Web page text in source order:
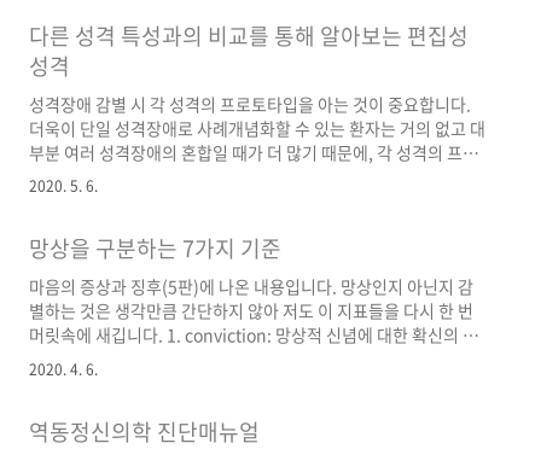
경우가 드물지 않을 수 있죠. 아래는 이러한 사례에 관한 수퍼비전
내용의 일부입니다. 개인정보를 제거하다 보니 좀 두루뭉술해진 감
이 있으나 다양한 가능성을 고려하는 과정 자체를 염두에 두시면 좋
습니다. 진단적 인상은 Alcohol-induced psychotic disorder 와
R/O Schizophrenia이고, 치매 가..
다른 성격 특성과의 비교를 통해 알아보는 편집성
성격
성격장애 감별 시 각 성격의 프로토타입을 아는 것이 중요합니다.
더욱이 단일 성격장애로 사례개념화할 수 있는 환자는 거의 없고 대
부분 여러 성격장애의 혼합일 때가 더 많기 때문에, 각 성격의 프로
토타입을 중심으로 다른 성격 특성과의 융합 과정에서 어떤 양상이
펼쳐질 수 있는지 이해하는 것도 중요합니다. 다만 우선적으로 해야
성격장애와 비교해 나가며 그 프로토타입의 특성을 구체화시키는
를 통해 더 확실히 이해할 수 있게 마련입니다. DSM-5가 각 성격장
애의 진단기준을 제시하고 있으나 피상적인 수준에 머무르고 있기
때문에 DSM-5 분류 중에서도 성격 파트 진단기준은 잘 참고하지 ..
2020. 5. 6.
망상을 구분하는 7가지 기준
마음의 증상과 징후(5판)에 나온 내용입니다. 망상인지 아닌지 감
별하는 것은 생각만큼 간단하지 않아 저도 이 지표들을 다시 한 번
머릿속에 새깁니다. 1. conviction: 망상적 신념에 대한 확신의 정
도 2. extension: 망상이 환자의 삶을 아우르는 정도 3.
bizarreness: 사회적 문화적 ‘현실’로부터 동떨어진 정도 4.
에서부터 체계적 사고까지) 5. pressure: 환자가 망상에 몰두하는
2020. 4. 6.
역동정신의학 진단매뉴얼